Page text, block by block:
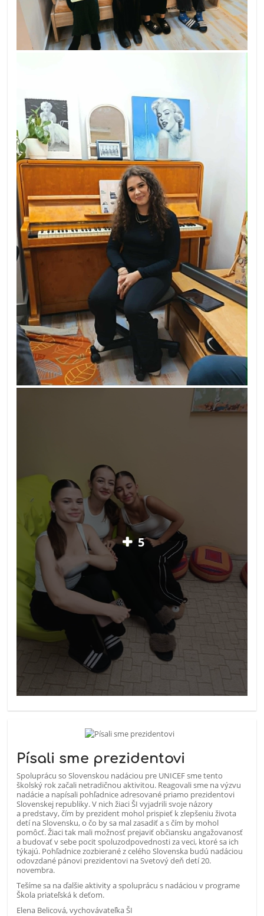
5
Písali sme prezidentovi
Spoluprácu so Slovenskou nadáciou pre UNICEF sme tento
školský rok začali netradičnou aktivitou. Reagovali sme na výzvu
nadácie a napísali pohľadnice adresované priamo prezidentovi
Slovenskej republiky. V nich žiaci ŠI vyjadrili svoje názory
a predstavy, čím by prezident mohol prispieť k zlepšeniu života
detí na Slovensku, o čo by sa mal zasadiť a s čím by mohol
pomôcť. Žiaci tak mali možnosť prejaviť občiansku angažovanosť
a budovať v sebe pocit spoluzodpovednosti za veci, ktoré sa ich
týkajú. Pohľadnice zozbierané z celého Slovenska budú nadáciou
odovzdané pánovi prezidentovi na Svetový deň detí 20.
novembra.
Tešíme sa na ďalšie aktivity a spoluprácu s nadáciou v programe
Škola priateľská k deťom.
Elena Belicová, vychovávateľka ŠI